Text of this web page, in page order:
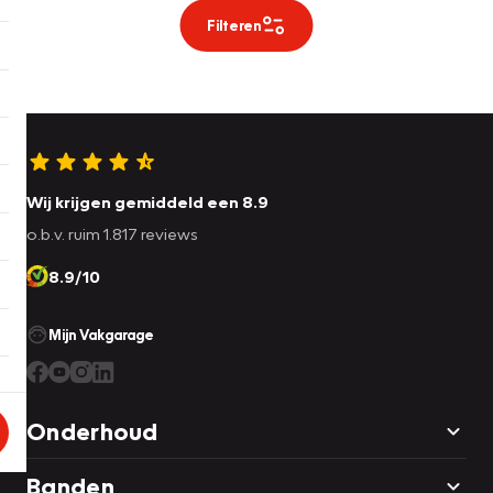
Filteren
Wij krijgen gemiddeld een 8.9
o.b.v. ruim 1.817 reviews
8.9/10
Mijn Vakgarage
Onderhoud
Banden